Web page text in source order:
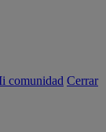
comunidad Cerrar